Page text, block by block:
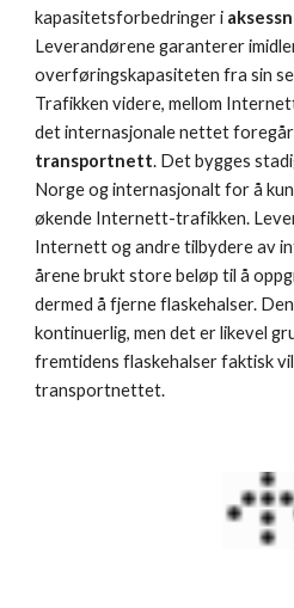
kapasitetsforbedringer i
Leverandørene garanterer
overføringskapasiteten fra sin
Trafikken videre, mellom
transportnett. Det bygges
Norge og internasjonalt for å
økende Internett-trafikken.
Internett og andre tilbydere av
årene brukt store beløp til å
dermed å fjerne flaskehalser.
kontinuerlig, men det er likevel
fremtidens flaskehalser faktisk
transportnettet.